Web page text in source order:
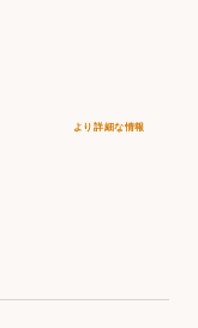
より詳細な情報